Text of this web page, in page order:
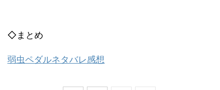
◇まとめ
弱虫ペダルネタバレ感想